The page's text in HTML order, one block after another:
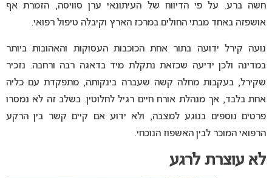
חשה ברע. על פי הדיווח של העיתונאי ערן סוויסה, הזמרת אף
אושפזה באחד מבתי החולים במרכז הארץ וקיבלה טיפול רפואי.
נועה קירל ידועה בתור אחת הכוכבות העסוקות והאהובות ביותר
במדינה ולכן ידיעה שכזאת נתקלת מיד בדאגה רבה ורחבה. נזכיר
שקירל, בעקבות מחלה קשה שעברה בינקותה, מתפקדת עם כליה
אחת בלבד, אך מנהלת אורח חיים רגיל לחלוטין. בשלב זה לא נמסרו
פרטים נוספים בנוגע למצבה, ולא ידוע אם קיים קשר בין הרקע
הרפואי המוכר לבין האשפוז הנוכחי.
לא עוצרת לרגע